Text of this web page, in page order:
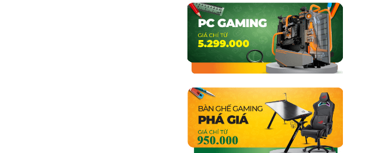
nước có kích thước lớn hơn 5